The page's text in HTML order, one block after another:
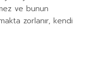
ve bunun
zorlanır, kendi